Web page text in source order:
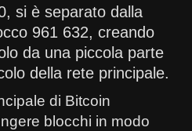
si è separato dalla
961 632, creando
da una piccola parte
della rete principale.
di Bitcoin
blocchi in modo